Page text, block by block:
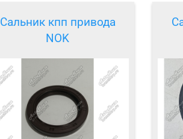
Сальник кпп привода
NOK